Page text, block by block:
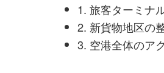
1. 旅客ターミナ
2. 新貨物地区の
3. 空港全体のア